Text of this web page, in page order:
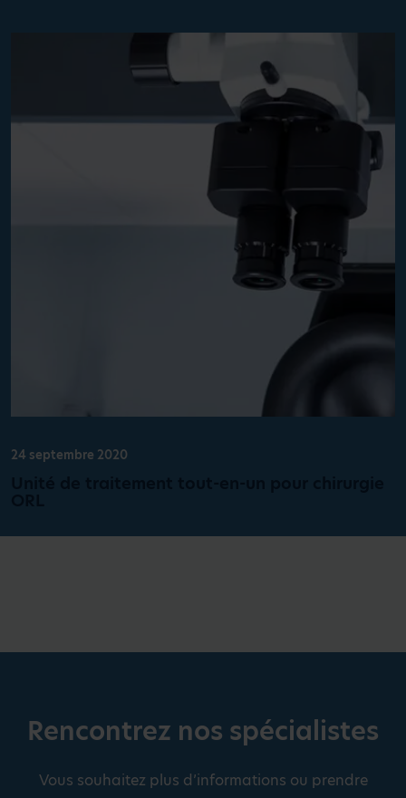
24 septembre 2020
Rencontrez nos spécialistes
Vous souhaitez plus d’informations ou prendre